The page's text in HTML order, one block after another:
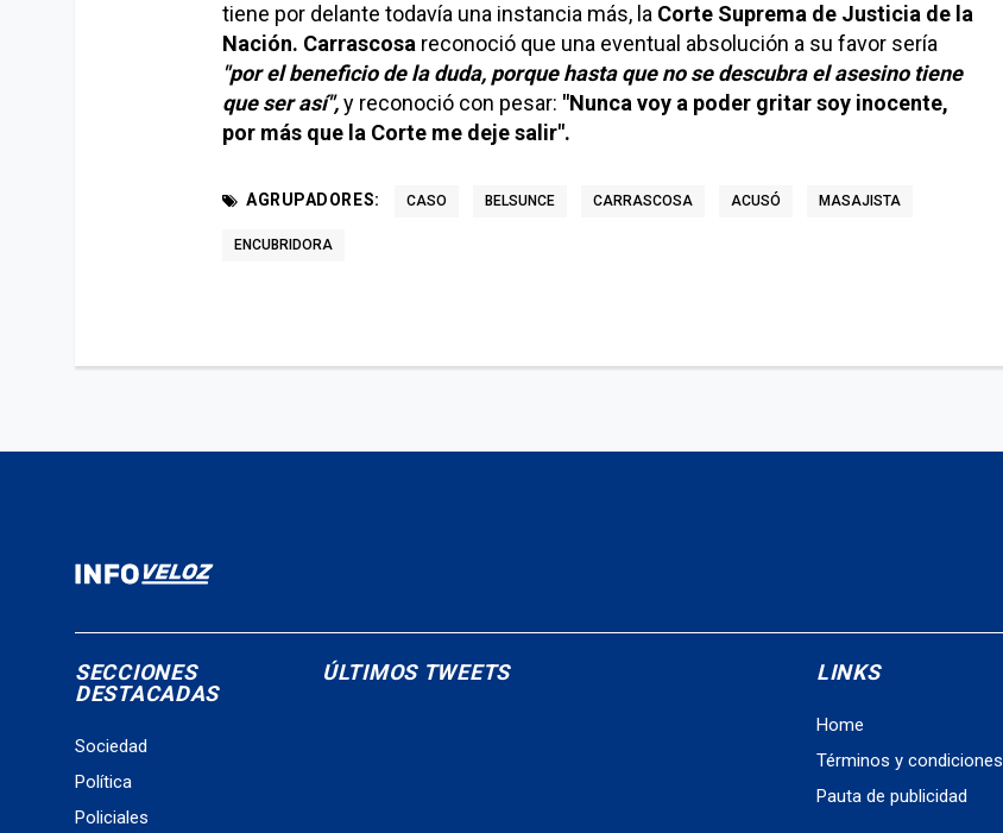
tiene por delante todavía una instancia más, la Corte Suprema de Justicia de la
Nación. Carrascosa reconoció que una eventual absolución a su favor sería
"por el beneficio de la duda, porque hasta que no se descubra el asesino tiene
que ser así",y reconoció con pesar: "Nunca voy a poder gritar soy inocente,
por más que la Corte me deje salir".
AGRUPADORES: CASO BELSUNCE CARRASCOSA ACUSÓ MASAJISTA
ENCUBRIDORA
SECCIONES
DESTACADAS
Sociedad
Política
Policiales
ÚLTIMOS TWEETS LINKS
Home
Términos y condiciones
Pauta de publicidad